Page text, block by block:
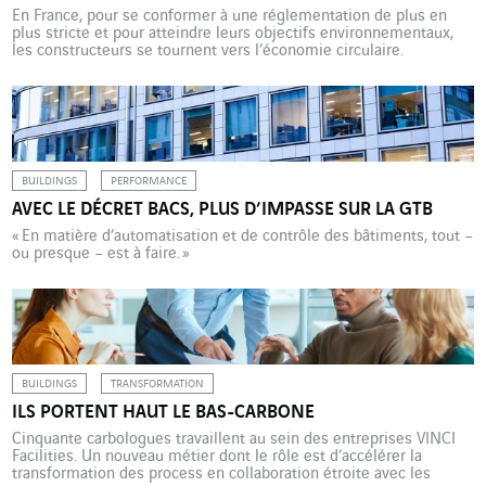
En France, pour se conformer à une réglementation de plus en
plus stricte et pour atteindre leurs objectifs environnementaux,
les constructeurs se tournent vers l’économie circulaire.
intrapreneurs de Leonard* était présent à la Maddy Keynote 2023
pour évoquer, lors d’une table ronde dédiée aux trois R « Réduire,
Réemployer, […]
BUILDINGS PERFORMANCE
AVEC LE DÉCRET BACS, PLUS D’IMPASSE SUR LA GTB
« En matière d’automatisation et de contrôle des bâtiments, tout –
ou presque – est à faire. »
BUILDINGS TRANSFORMATION
ILS PORTENT HAUT LE BAS-CARBONE
Cinquante carbologues travaillent au sein des entreprises VINCI
Facilities. Un nouveau métier dont le rôle est d’accélérer la
transformation des process en collaboration étroite avec les